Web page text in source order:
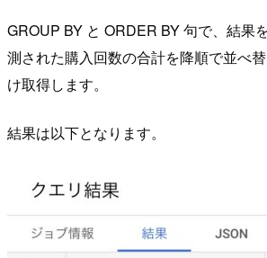
GROUP BY と ORDER BY 句で、結果
測された購入回数の合計を降順で並べ
け取得します。
結果は以下となります。